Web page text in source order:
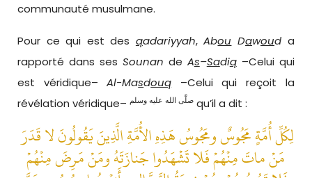
communauté musulmane.
Pour ce qui est des qadariyyah,Abou Dawoud a
rapporté dans ses Sounan de As–Sadiq–Celui qui
est véridique– Al-Masdouq –Celui qui reçoit la
révélation véridique– صلَّى الله عليه وسلم qu’il a dit :
مَنْ ماتَ مِنْهُمْ فَلا تَشْهَدُوا جَنازَتَهُ ومَنْ مَرِضَ مِنْهُمْ